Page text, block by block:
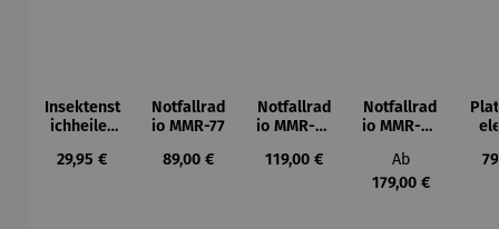
Insektenst
ichheiler
Classic"
Regulärer Preis:
29,95 €
Notfallrad
io MMR-77
Regulärer Preis:
89,00 €
Notfallrad
io MMR-88
Regulärer Preis:
119,00 €
Notfallrad
io MMR-99
Regulärer
Ab
179,00 €